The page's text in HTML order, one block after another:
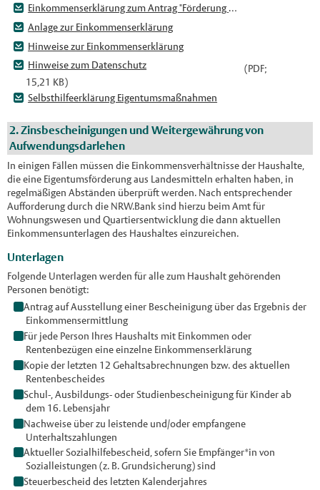
Einkommenserklärung zum Antrag "Förderung selbst genutztes Wohneigentum"
Anlage zur Einkommenserklärung
Hinweise zur Einkommenserklärung
Hinweise zum Datenschutz
(PDF;
15,21 KB)
Selbsthilfeerklärung Eigentumsmaßnahmen
2. Zinsbescheinigungen und Weitergewährung von
Aufwendungsdarlehen
In einigen Fällen müssen die Einkommensverhältnisse der Haushalte,
die eine Eigentumsförderung aus Landesmitteln erhalten haben, in
regelmäßigen Abständen überprüft werden. Nach entsprechender
Aufforderung durch die NRW.Bank sind hierzu beim Amt für
Wohnungswesen und Quartiersentwicklung die dann aktuellen
Einkommensunterlagen des Haushaltes einzureichen.
Unterlagen
Folgende Unterlagen werden für alle zum Haushalt gehörenden
Personen benötigt:
Antrag auf Ausstellung einer Bescheinigung über das Ergebnis der
Einkommensermittlung
Für jede Person Ihres Haushalts mit Einkommen oder
Rentenbezügen eine einzelne Einkommenserklärung
Kopie der letzten 12 Gehaltsabrechnungen bzw. des aktuellen
Rentenbescheides
Schul-, Ausbildungs- oder Studienbescheinigung für Kinder ab
dem 16. Lebensjahr
Nachweise über zu leistende und/oder empfangene
Unterhaltszahlungen
Aktueller Sozialhilfebescheid, sofern Sie Empfänger*in von
Sozialleistungen (z. B. Grundsicherung) sind
Steuerbescheid des letzten Kalenderjahres